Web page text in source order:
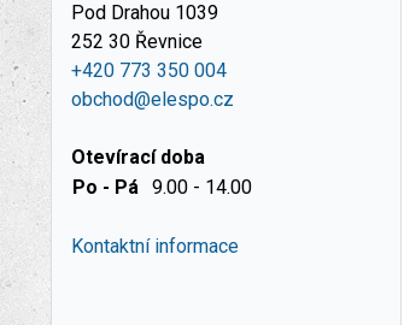
Pod Drahou 1039
252 30 Řevnice
+420 773 350 004
obchod@elespo.cz
Otevírací doba
Po - Pá 9.00 - 14.00
Kontaktní informace